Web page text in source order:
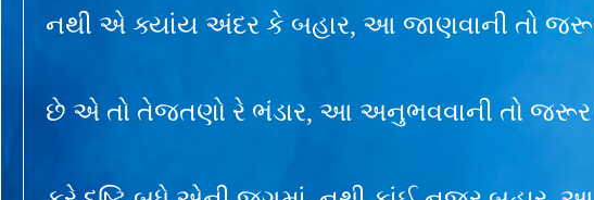
નથી એ ક્યાંય અંદર કે બહાર, આ જાણવાની તો
છે એ તો તેજતણો રે ભંડાર, આ અનુભવવાની તો